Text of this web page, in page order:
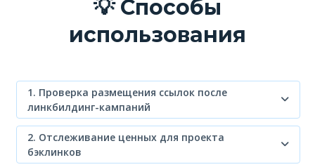
💡 Способы
использования
1. Проверка размещения ссылок после
линкбилдинг-кампаний
2. Отслеживание ценных для проекта
бэклинков